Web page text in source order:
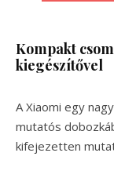
Kompakt
kiegészítővel
A Xiaomi egy
mutatós
kifejezetten